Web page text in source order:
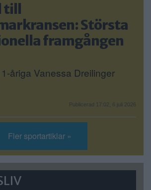
Största
framgången
åriga Vanessa Dreilinger
Publicerad 17:02, 6 juli 2026
Fler sportartiklar »